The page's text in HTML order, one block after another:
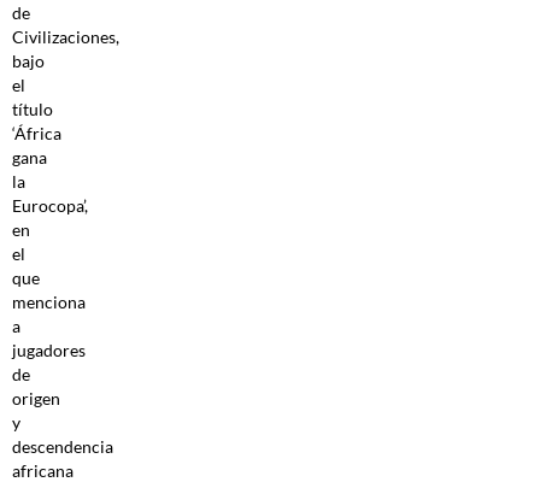
de
Civilizaciones,
bajo
el
título
‘África
gana
la
Eurocopa’,
en
el
que
menciona
a
jugadores
de
origen
y
descendencia
africana